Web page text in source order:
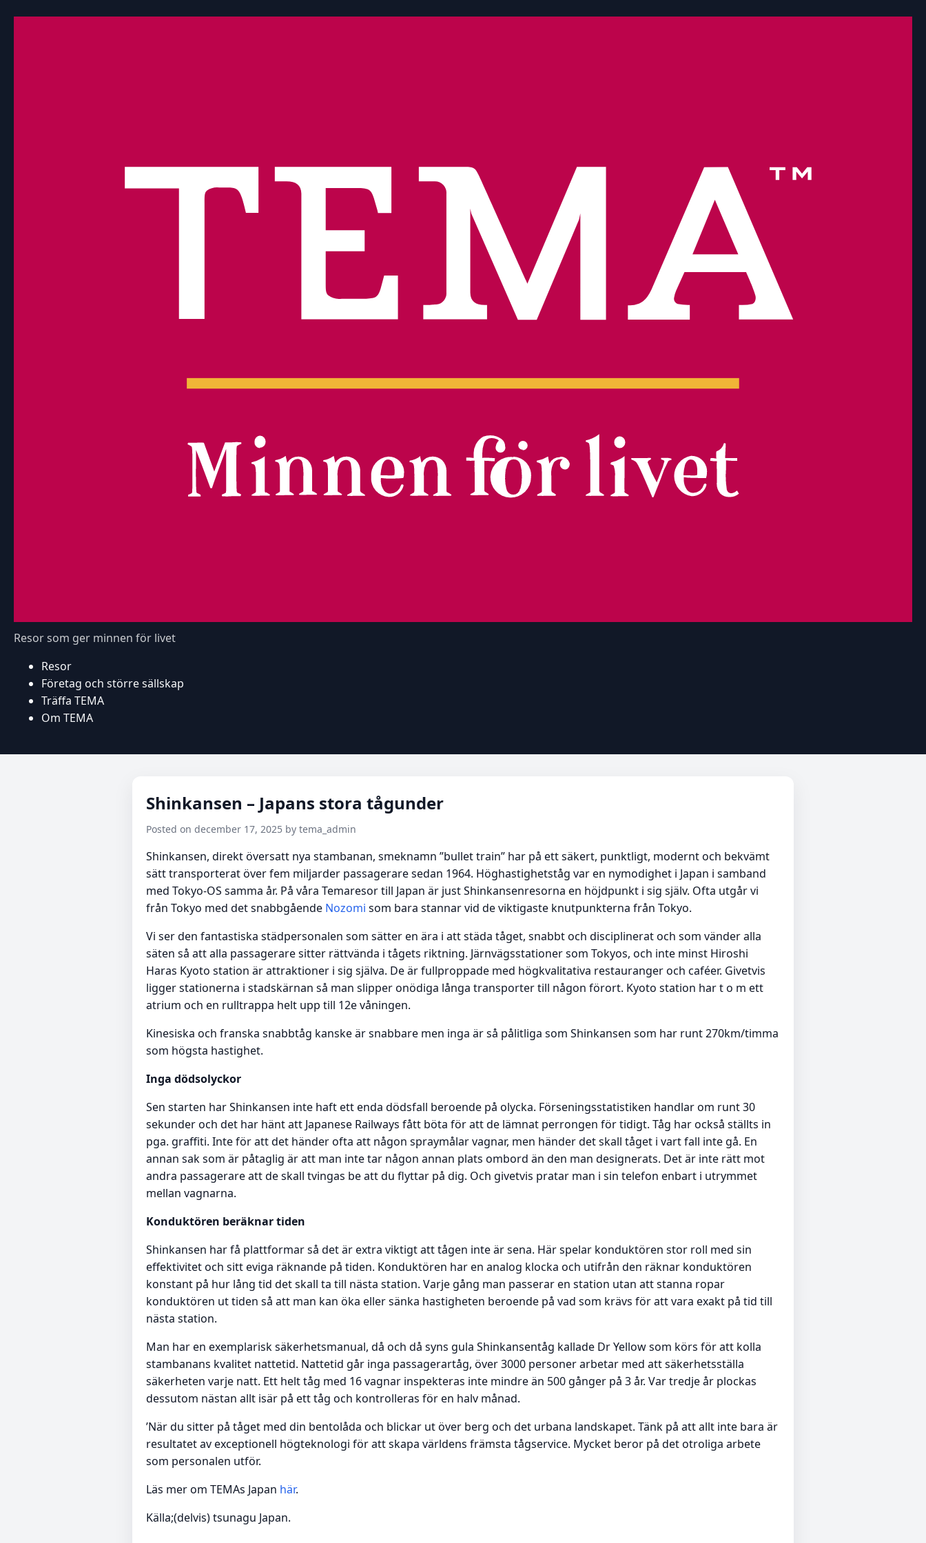
Resor som ger minnen för livet
Resor
Företag och större sällskap
Träffa TEMA
Om TEMA
Shinkansen – Japans stora tågunder
Posted on december 17, 2025 by tema_admin
Shinkansen, direkt översatt nya stambanan, smeknamn ”bullet train” har på ett säkert, punktligt, modernt och bekvämt
sätt transporterat över fem miljarder passagerare sedan 1964. Höghastighetståg var en nymodighet i Japan i samband
med Tokyo-OS samma år. På våra Temaresor till Japan är just Shinkansenresorna en höjdpunkt i sig själv. Ofta utgår vi
från Tokyo med det snabbgående Nozomi som bara stannar vid de viktigaste knutpunkterna från Tokyo.
Vi ser den fantastiska städpersonalen som sätter en ära i att städa tåget, snabbt och disciplinerat och som vänder alla
säten så att alla passagerare sitter rättvända i tågets riktning. Järnvägsstationer som Tokyos, och inte minst Hiroshi
Haras Kyoto station är attraktioner i sig själva. De är fullproppade med högkvalitativa restauranger och caféer. Givetvis
ligger stationerna i stadskärnan så man slipper onödiga långa transporter till någon förort. Kyoto station har t o m ett
atrium och en rulltrappa helt upp till 12e våningen.
Kinesiska och franska snabbtåg kanske är snabbare men inga är så pålitliga som Shinkansen som har runt 270km/timma
som högsta hastighet.
Inga dödsolyckor
Sen starten har Shinkansen inte haft ett enda dödsfall beroende på olycka. Förseningsstatistiken handlar om runt 30
sekunder och det har hänt att Japanese Railways fått böta för att de lämnat perrongen för tidigt. Tåg har också ställts in
pga. graffiti. Inte för att det händer ofta att någon spraymålar vagnar, men händer det skall tåget i vart fall inte gå. En
annan sak som är påtaglig är att man inte tar någon annan plats ombord än den man designerats. Det är inte rätt mot
andra passagerare att de skall tvingas be att du flyttar på dig. Och givetvis pratar man i sin telefon enbart i utrymmet
mellan vagnarna.
Konduktören beräknar tiden
Shinkansen har få plattformar så det är extra viktigt att tågen inte är sena. Här spelar konduktören stor roll med sin
effektivitet och sitt eviga räknande på tiden. Konduktören har en analog klocka och utifrån den räknar konduktören
konstant på hur lång tid det skall ta till nästa station. Varje gång man passerar en station utan att stanna ropar
konduktören ut tiden så att man kan öka eller sänka hastigheten beroende på vad som krävs för att vara exakt på tid till
nästa station.
Man har en exemplarisk säkerhetsmanual, då och då syns gula Shinkansentåg kallade Dr Yellow som körs för att kolla
stambanans kvalitet nattetid. Nattetid går inga passagerartåg, över 3000 personer arbetar med att säkerhetsställa
säkerheten varje natt. Ett helt tåg med 16 vagnar inspekteras inte mindre än 500 gånger på 3 år. Var tredje år plockas
dessutom nästan allt isär på ett tåg och kontrolleras för en halv månad.
’När du sitter på tåget med din bentolåda och blickar ut över berg och det urbana landskapet. Tänk på att allt inte bara är
resultatet av exceptionell högteknologi för att skapa världens främsta tågservice. Mycket beror på det otroliga arbete
som personalen utför.
Läs mer om TEMAs Japan här.
Källa;(delvis) tsunagu Japan.